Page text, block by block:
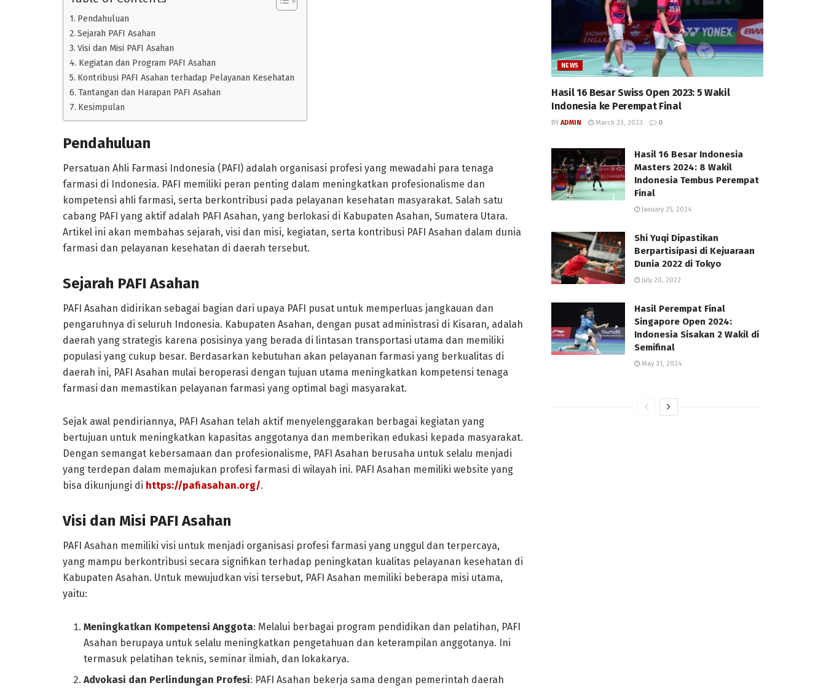
Pendahuluan
Sejarah PAFI Asahan
Visi dan Misi PAFI Asahan
Kegiatan dan Program PAFI Asahan
Kontribusi PAFI Asahan terhadap Pelayanan Kesehatan
Tantangan dan Harapan PAFI Asahan
Kesimpulan
Pendahuluan
Persatuan Ahli Farmasi Indonesia (PAFI) adalah organisasi profesi yang mewadahi para tenaga
farmasi di Indonesia. PAFI memiliki peran penting dalam meningkatkan profesionalisme dan
kompetensi ahli farmasi, serta berkontribusi pada pelayanan kesehatan masyarakat. Salah satu
cabang PAFI yang aktif adalah PAFI Asahan, yang berlokasi di Kabupaten Asahan, Sumatera Utara.
Artikel ini akan membahas sejarah, visi dan misi, kegiatan, serta kontribusi PAFI Asahan dalam dunia
farmasi dan pelayanan kesehatan di daerah tersebut.
Sejarah PAFI Asahan
PAFI Asahan didirikan sebagai bagian dari upaya PAFI pusat untuk memperluas jangkauan dan
pengaruhnya di seluruh Indonesia. Kabupaten Asahan, dengan pusat administrasi di Kisaran, adalah
daerah yang strategis karena posisinya yang berada di lintasan transportasi utama dan memiliki
populasi yang cukup besar. Berdasarkan kebutuhan akan pelayanan farmasi yang berkualitas di
daerah ini, PAFI Asahan mulai beroperasi dengan tujuan utama meningkatkan kompetensi tenaga
farmasi dan memastikan pelayanan farmasi yang optimal bagi masyarakat.
Sejak awal pendiriannya, PAFI Asahan telah aktif menyelenggarakan berbagai kegiatan yang
bertujuan untuk meningkatkan kapasitas anggotanya dan memberikan edukasi kepada masyarakat.
Dengan semangat kebersamaan dan profesionalisme, PAFI Asahan berusaha untuk selalu menjadi
yang terdepan dalam memajukan profesi farmasi di wilayah ini. PAFI Asahan memiliki website yang
bisa dikunjungi di https://pafiasahan.org/.
Visi dan Misi PAFI Asahan
PAFI Asahan memiliki visi untuk menjadi organisasi profesi farmasi yang unggul dan terpercaya,
yang mampu berkontribusi secara signifikan terhadap peningkatan kualitas pelayanan kesehatan di
Kabupaten Asahan. Untuk mewujudkan visi tersebut, PAFI Asahan memiliki beberapa misi utama,
yaitu:
Meningkatkan Kompetensi Anggota: Melalui berbagai program pendidikan dan pelatihan, PAFI
Asahan berupaya untuk selalu meningkatkan pengetahuan dan keterampilan anggotanya. Ini
termasuk pelatihan teknis, seminar ilmiah, dan lokakarya.
Advokasi dan Perlindungan Profesi: PAFI Asahan bekerja sama dengan pemerintah daerah
NEWS
Hasil 16 Besar Swiss Open 2023: 5 Wakil
Indonesia ke Perempat Final
BY ADMIN March 23, 2023 0
Hasil 16 Besar Indonesia
Masters 2024: 8 Wakil
Indonesia Tembus Perempat
Final
January 25, 2024
Shi Yuqi Dipastikan
Berpartisipasi di Kejuaraan
Dunia 2022 di Tokyo
July 20, 2022
Hasil Perempat Final
Singapore Open 2024:
Indonesia Sisakan 2 Wakil di
Semifinal
May 31, 2024